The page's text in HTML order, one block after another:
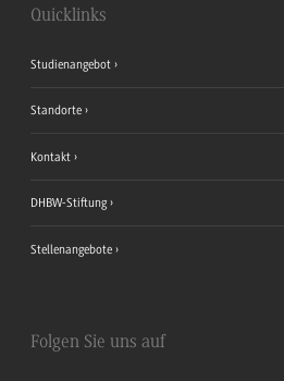
Quicklinks
Studienangebot
Standorte
Kontakt
DHBW-Stiftung
Stellenangebote
Folgen Sie uns auf